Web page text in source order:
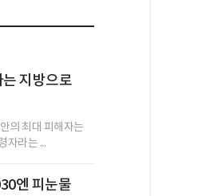
지방으로
의 최대 피해자는
자라는 ...
엔 피눈물